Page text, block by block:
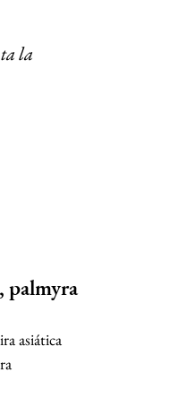
la
palmyra
asiática